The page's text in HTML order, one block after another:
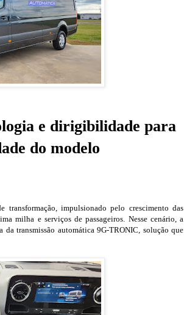
e dirigibilidade para
do modelo
transformação, impulsionado pelo crescimento das
milha e serviços de passageiros. Nesse cenário, a
transmissão automática 9G-TRONIC, solução que